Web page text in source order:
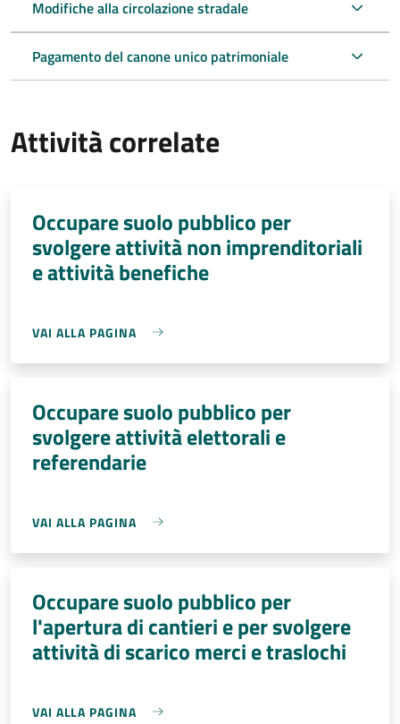
Modifiche alla circolazione stradale
Pagamento del canone unico patrimoniale
Attività correlate
Occupare suolo pubblico per
svolgere attività non imprenditoriali
e attività benefiche
VAI ALLA PAGINA
Occupare suolo pubblico per
svolgere attività elettorali e
referendarie
VAI ALLA PAGINA
Occupare suolo pubblico per
l'apertura di cantieri e per svolgere
attività di scarico merci e traslochi
VAI ALLA PAGINA